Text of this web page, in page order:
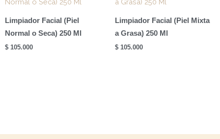
Limpiador Facial (Piel
Normal o Seca) 250 Ml
$ 105.000
Limpiador Facial (Piel Mixta
a Grasa) 250 Ml
$ 105.000